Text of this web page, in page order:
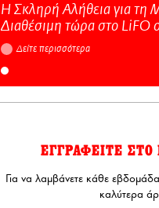
Η Σκληρή Αλήθεια για τη
Διαθέσιμη τώρα στo LiFO
Δείτε περισσότερα
ΕΓΓΡΑΦΕΙΤΕ ΣΤΟ
Για να λαμβάνετε κάθε
καλύτερα